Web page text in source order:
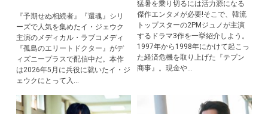
『予期せぬ相続者』『還魂』シリ
ーズで人気を集めたイ・ジェウク
主演のメディカル・ラブコメディ
『孤島のエリートドクター』がデ
ィズニープラスで配信中だ。本作
は2026年5月に兵役に就いたイ・ジ
ェウクにとって入...
猛暑を乗り切るには活力源になる
傑作エンタメが必要!そこで、韓流
トップスターの2PMジュノが主演
するドラマ3作を一挙紹介しよう。
1997年から1998年にかけて起こっ
た経済危機を取り上げた『テプン
商事』。現金や...